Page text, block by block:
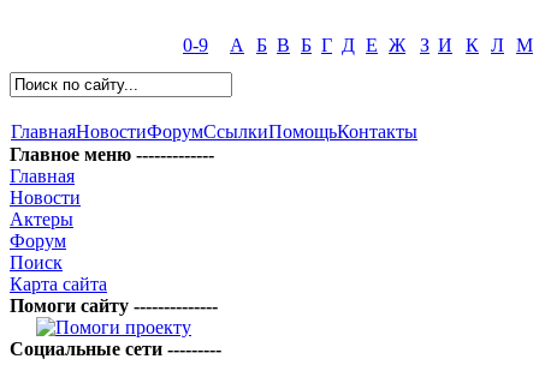
0-9 А Б В Б Г Д Е Ж З И К Л М
ГлавнаяНовостиФорумСсылкиПомощьКонтакты
Главное меню -------------
Главная
Новости
Актеры
Форум
Поиск
Карта сайта
Помоги сайту --------------
Социальные сети ---------